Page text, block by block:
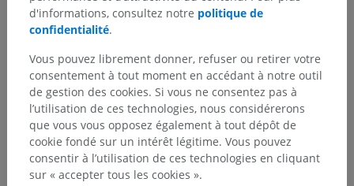
Anatomie humaine 1
Anatomie systémique > Système nerveux>
Système nerveux central> Encéphale>
Mésencéphale > Pédoncule cérébral>
Base du pédoncule
Structures sous-jacentes :
Crus cerebri
Substance noire
d'informations, consultez notre politique de
confidentialité.
Vous pouvez librement donner, refuser ou retirer votre
consentement à tout moment en accédant à notre outil
de gestion des cookies. Si vous ne consentez pas à
l’utilisation de ces technologies, nous considérerons
que vous vous opposez également à tout dépôt de
cookie fondé sur un intérêt légitime. Vous pouvez
consentir à l’utilisation de ces technologies en cliquant
sur « accepter tous les cookies ».